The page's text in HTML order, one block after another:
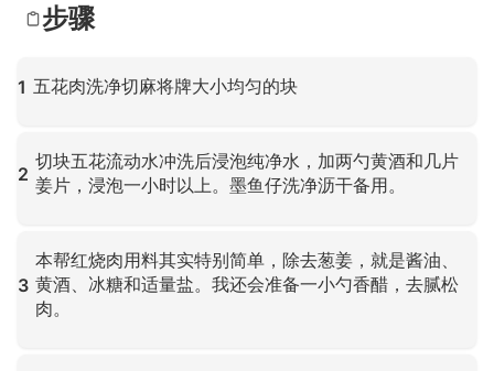
步骤
1 五花肉洗净切麻将牌大小均匀的块
2
切块五花流动水冲洗后浸泡纯净水，加两勺黄酒和几片
姜片，浸泡一小时以上。墨鱼仔洗净沥干备用。
3
本帮红烧肉用料其实特别简单，除去葱姜，就是酱油、
黄酒、冰糖和适量盐。我还会准备一小勺香醋，去腻松
肉。